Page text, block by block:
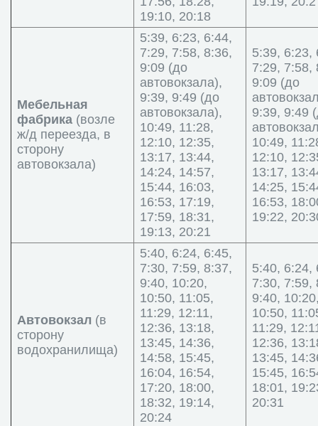
19:10, 20:18
Мебельная
фабрика (возле
ж/д переезда, в
сторону
автовокзала)
5:39, 6:23, 6:44,
7:29, 7:58, 8:36,
9:09 (до
автовокзала),
9:39, 9:49 (до
автовокзала),
10:49, 11:28,
12:10, 12:35,
13:17, 13:44,
14:24, 14:57,
15:44, 16:03,
16:53, 17:19,
17:59, 18:31,
19:13, 20:21
5:39, 6:23,
7:29, 7:58,
9:09 (до
9:39, 9:49
10:49,
12:10,
13:17,
14:25,
16:53,
19:22,
Автовокзал (в
сторону
водохранилища)
5:40, 6:24, 6:45,
7:30, 7:59, 8:37,
9:40, 10:20,
10:50, 11:05,
11:29, 12:11,
12:36, 13:18,
13:45, 14:36,
14:58, 15:45,
16:04, 16:54,
17:20, 18:00,
18:32, 19:14,
20:24
5:40, 6:24,
7:30, 7:59,
9:40,
10:50,
11:29,
12:36,
13:45,
15:45,
18:01,
20:31